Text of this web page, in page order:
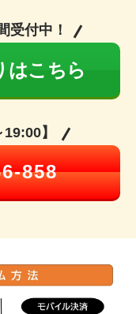
受付中！
はこちら
】
858